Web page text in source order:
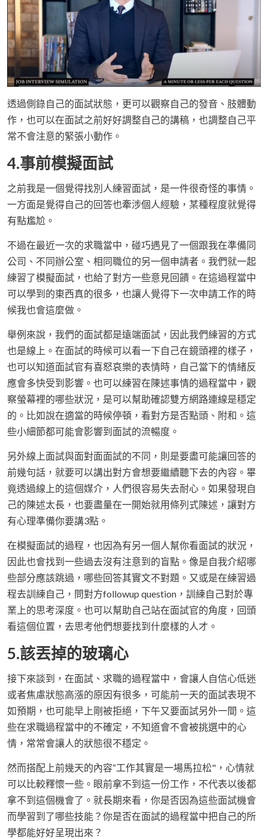
透過側錄自己的面試狀態，更可以觀察自己的發音、肢體動
作，也可以在面試之前好好調整自己的講稿，也調整自己平
常不會注意的緊張小動作。
4.事前模擬面試
之前我是一個覺得找別人練習面試，是一件很奇怪的事情。
一方面是覺得自己的回答也牽涉個人經驗，某種程度就覺得
有點尷尬。
不過在最近一次的求職當中，碰巧遇見了一個跟我在準備同
公司、不同辦公室、相同職位的另一個申請者。我們就一起
練習了模擬面試，也給了對方一些意見回饋。在這過程當中
可以學到的東西真的很多，也讓人覺得下一次申請工作的時
候我也會這麼做。
舉例來說，我們的面試都是遠端面試，因此我們練習的方式
也是線上。在面試的時候可以看一下自己在鏡頭裡的樣子，
也可以知道面試官有喜怒哀樂的表情時，自己當下的情緒反
應會多快受到影響。也可以練習在陳述事情的過程當中，觀
察螢幕裡的哪些狀況，是可以幫助確認雙方網路連線是穩定
的。比如說在適當的時候停頓，看對方是否點頭、附和。這
些小細節都可能會影響到面試的流暢度。
另外線上面試與面對面面試的不同，則是要盡可能讓回答的
前幾句話，就要可以講出對方會想要繼續聽下去的內容。畢
竟透過線上的這個媒介，人們很容易失去耐心。如果發現自
己的陳述太長，也要盡量在一開始就用條列式陳述，讓對方
有心理準備你要講3點。
在模擬面試的過程，也因為有另一個人幫你看面試的狀況，
因此也會找到一些過去沒有注意到的盲點。像是自我介紹哪
些部分應該跳過，哪些回答其實文不對題。又或是在練習過
程去訓練自己，問對方followup question，訓練自己對於專
業上的思考深度。也可以幫助自己站在面試官的角度，回頭
看這個位置，去思考他們想要找到什麼樣的人才。
5.該丟掉的玻璃心
接下來談到，在面試、求職的過程當中，會讓人自信心低迷
或者焦慮狀態高漲的原因有很多，可能前一天的面試表現不
如預期，也可能早上剛被拒絕，下午又要面試另外一間。這
些在求職過程當中的不確定，不知道會不會被挑選中的心
情，常常會讓人的狀態很不穩定。
然而搭配上前幾天的內容“工作其實是一場馬拉松"，心情就
可以比較釋懷一些。眼前拿不到這一份工作，不代表以後都
拿不到這個機會了。就長期來看，你是否因為這些面試機會
而學習到了哪些技能？你是否在面試的過程當中把自己的所
學都能好好呈現出來？